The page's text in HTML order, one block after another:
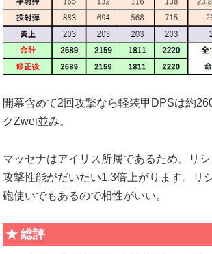
開幕含めて2回攻撃なら軽装甲DPSは約
クZwei並み。
マッセナはアイリス所属であるため、リ
攻撃性能がだいたい1.3倍上がります。リ
砲使いでもあるので相性がいい。
総評